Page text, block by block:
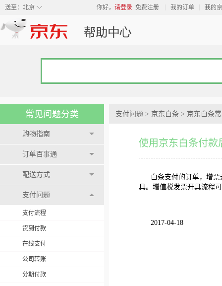
◇
送至： 北京 你好， 请登录 免费注册 我的订单 我的
常见问题分类
购物指南
订单百事通
配送方式
支付问题
支付流程
货到付款
在线支付
公司转账
分期付款
支付问题 > 京东白条 > 京东白条
使用京东白条付款
白条支付的订单，增
具。增值税发票开具流程可
2017-04-18